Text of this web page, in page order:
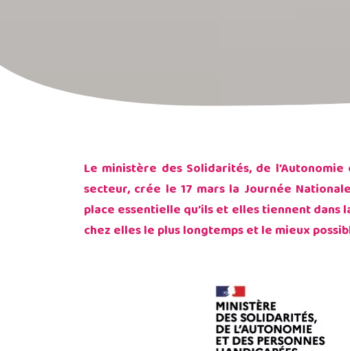
Le ministère des Solidarités, de
secteur, crée le 17 mars la Journée
place essentielle qu’ils et elles tiennent
chez elles le plus longtemps et le mieux